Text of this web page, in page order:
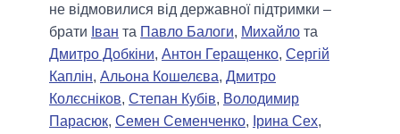
не відмовилися від державної підтримки –
брати Іван та Павло Балоги, Михайло та
Дмитро Добкіни, Антон Геращенко, Сергій
Каплін, Альона Кошелєва, Дмитро
Колєсніков, Степан Кубів, Володимир
Парасюк, Семен Семенченко, Ірина Сех,